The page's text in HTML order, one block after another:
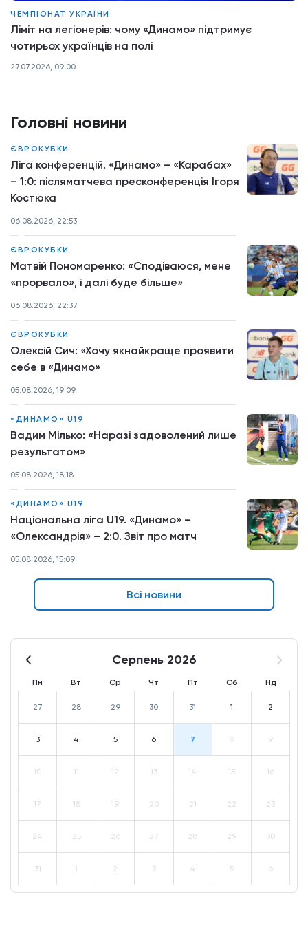
Головні новини
ЄВРОКУБКИ
Ліга конференцій. «Динамо» – «Карабах»
– 1:0: післяматчева пресконференція Ігоря
Костюка
06.08.2026, 22:53
ЄВРОКУБКИ
Матвій Пономаренко: «Сподіваюся, мене
«прорвало», і далі буде більше»
06.08.2026, 22:37
ЄВРОКУБКИ
Олексій Сич: «Хочу якнайкраще проявити
себе в «Динамо»
05.08.2026, 19:09
«ДИНАМО» U19
Вадим Мілько: «Наразі задоволений лише
результатом»
05.08.2026, 18:18
«ДИНАМО» U19
Національна ліга U19. «Динамо» –
«Олександрія» – 2:0. Звіт про матч
05.08.2026, 15:09
Всі новини
Серпень 2026
Пн Вт Ср Чт Пт Сб Нд
27 28 29 30 31 1 2
3 4 5 6 7 8 9
10 11 12 13 14 15 16
17 18 19 20 21 22 23
24 25 26 27 28 29 30
31 1 2 3 4 5 6
ЧЕМПІОНАТ УКРАЇНИ
Ліміт на легіонерів: чому «Динамо» підтримує
чотирьох українців на полі
27.07.2026, 09:00